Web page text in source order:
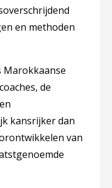
en methoden
Marokkaanse
de
kansrijker dan
van